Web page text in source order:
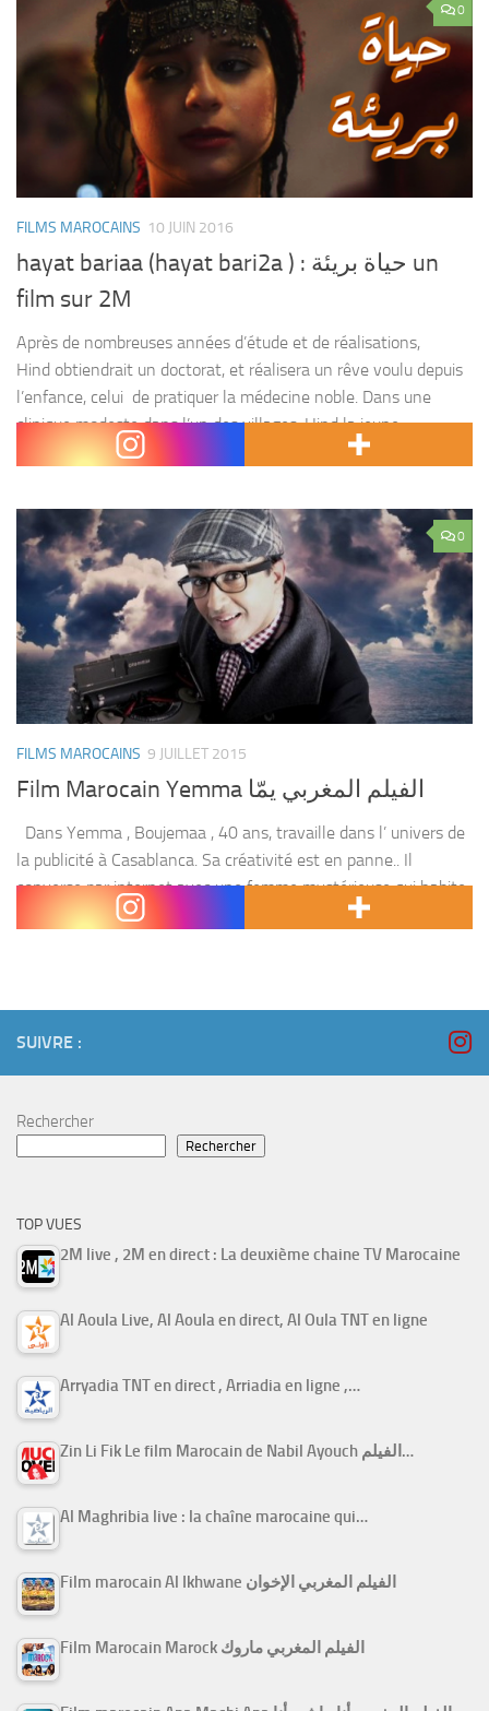
0
FILMS MAROCAINS 10 JUIN 2016
hayat bariaa (hayat bari2a ) : حياة بريئة un
film sur 2M
Après de nombreuses années d’étude et de réalisations,
Hind obtiendrait un doctorat, et réalisera un rêve voulu depuis
l’enfance, celui de pratiquer la médecine noble. Dans une
clinique modeste dans l’un des villages, Hind la jeune
médecin...
0
FILMS MAROCAINS 9 JUILLET 2015
Film Marocain Yemma الفيلم المغربي يمّا
Dans Yemma , Boujemaa , 40 ans, travaille dans l’ univers de
la publicité à Casablanca. Sa créativité est en panne.. Il
converse par internet avec une femme mystérieuse qui habite
en Corse...
SUIVRE :
Rechercher
Rechercher
TOP VUES
2M live , 2M en direct : La deuxième chaine TV Marocaine
Al Aoula Live, Al Aoula en direct, Al Oula TNT en ligne
Arryadia TNT en direct , Arriadia en ligne ,…
Zin Li Fik Le film Marocain de Nabil Ayouch الفيلم…
Al Maghribia live : la chaîne marocaine qui…
Film marocain Al Ikhwane الفيلم المغربي الإخوان
Film Marocain Marock الفيلم المغربي ماروك